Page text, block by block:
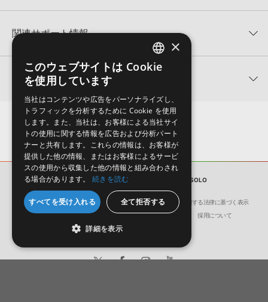
★1
0%
4GBを超えるデータに関するご注意：
FAT32でフォーマットされた
HDDには、1ファイル4GBを超えるデータを格納することができま
せん。データ容量が4GBを超えるダウンロード製品をご購入いただ
きます際には、NTFSやHFS＋でフォーマットされたHDDをご用意
いただく必要がございます。
製品の購入手続き完了後、受注確認メールとシリアルナンバーをお
知らせするメールの2通が送信されます。メールに記載されており
ます説明に沿って、製品のダウンロード／導入を行って下さい。
サンプルパック製品には、原則として日本語版操作マニュアルをご
用意しておりません。ご購入後のご不明点や詳細に関するお問い合
わせなどはテクニカルサポートまでご連絡ください。
めのデモンストレーション用の楽曲です。原則として、デモソング
そのものをお使いいただくことはできません。また、デモソングを
構成する全てのサウンドが、サンプルパックに含まれていることを
保証するものではありません。
ダウンロード製品という性質上、一切の返品・返金はお受け付け致
MS Eb CLARINET SOLOのサポート情報
関連サポート情報
2022.01.21
KONTAKT ライブラリのロード方法（Native Access 非対応製
品）
マークのついた情報は、該当する製品のご購入ユーザー様専用となって
おります。ご覧頂くには、該当する製品をご購入頂く必要がございます。
MS Eb CLARINET SOLOのサポート情報
関連製品
洗練されたグルーヴとウォーム
さを持つネオソウルのコンスト
ラクションキットを収録
Satin - Neo Soul
¥12,133
幅広いファンキーなサウンドに
Funk Soul Horns 3
¥22,550
サンプルパック MS Eb CLARINET SOLO
会社概要 環境保護（CSR）への取り組み
特定商取引に関する法律に基づく表示
サイト動作環境
利用規約 個人情報の保護について 採用について
ENGLISH
×
このウェブサイトは Cookie
を使用しています
当社はコンテンツや広告をパーソナライズし、
トラフィックを分析するために Cookie を使用
します。また、当社は、お客様による当社サイ
トの使用に関する情報を広告および分析パート
ナーと共有します。これらの情報は、お客様が
提供した他の情報、またはお客様によるサービ
スの使用から収集した他の情報と組み合わされ
る場合があります。
続きを読む
すべてを受け入れる 全て拒否する
詳細を表示